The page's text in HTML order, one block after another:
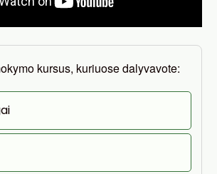
kursus, kuriuose dalyvavote: